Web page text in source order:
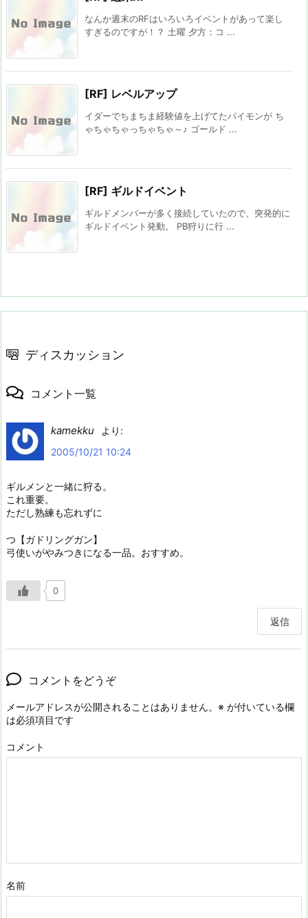
なんか週末のRFはいろいろイベントがあって楽し
すぎるのですが！？ 土曜 夕方：コ ...
[RF] レベルアップ
イダーでちまちま経験値を上げてたパイモンが ち
ゃちゃちゃっちゃちゃ～♪ ゴールド ...
[RF] ギルドイベント
ギルドメンバーが多く接続していたので、突発的に
ギルドイベント発動。 PB狩りに行 ...
ディスカッション
コメント一覧
kamekku
より:
2005/10/21 10:24
ギルメンと一緒に狩る。
これ重要。
ただし熟練も忘れずに
つ【ガドリングガン】
弓使いがやみつきになる一品。おすすめ。
0
返信
コメントをどうぞ
メールアドレスが公開されることはありません。 ※ が付いている欄
は必須項目です
コメント
名前